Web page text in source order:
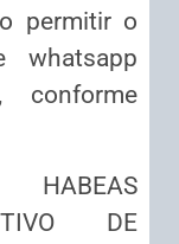
permitir o
whatsapp
conforme
HABEAS
DE